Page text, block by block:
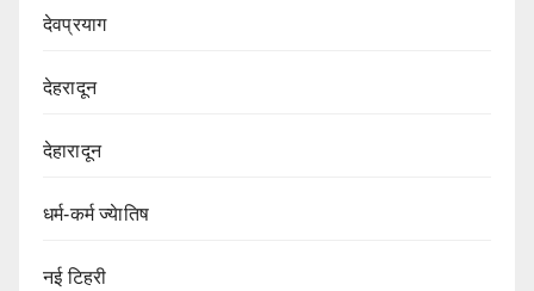
देवप्रयाग
देहरादून
देहारादून
धर्म-कर्म ज्येातिष
नई टिहरी